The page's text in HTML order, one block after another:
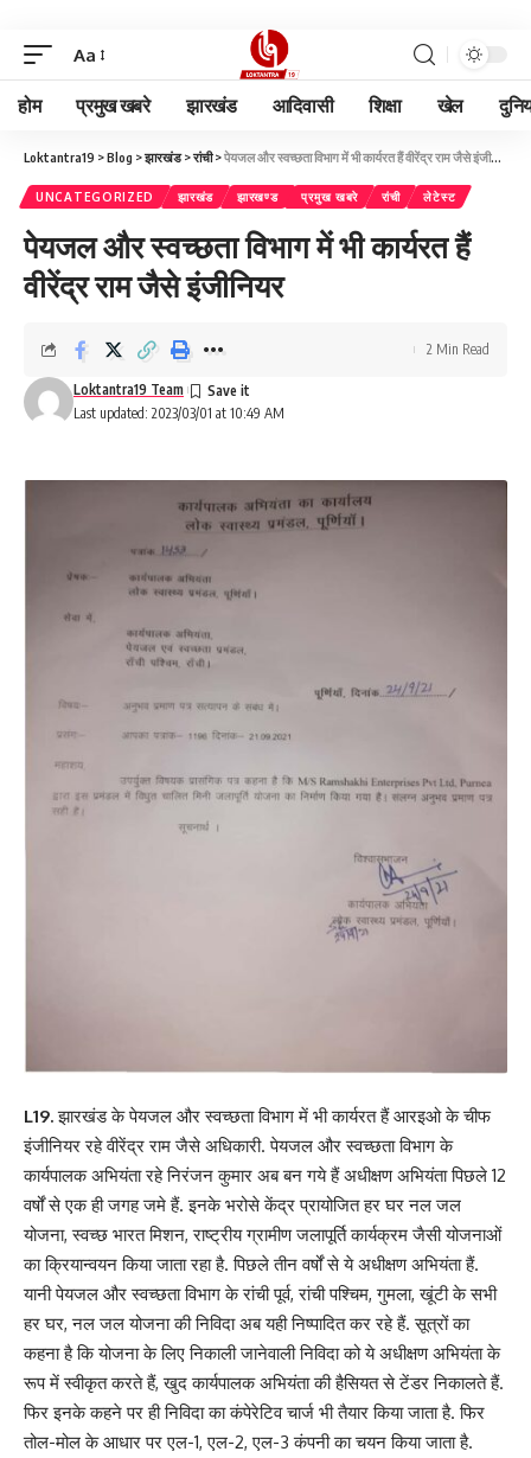
Aa
होम प्रमुख खबरे झारखंड आदिवासी शिक्षा खेल
Loktantra19 >Blog >झारखंड>रांची>पेयजल और स्वच्छता विभाग में भी कार्यरत हैं वीरेंद्र राम जैसे इंजीनियर
UNCATEGORIZED झारखंड झारखण्ड प्रमुख खबरे रांची लेटेस्ट
पेयजल और स्वच्छता विभाग में भी कार्यरत हैं
वीरेंद्र राम जैसे इंजीनियर
Last updated: 2023/03/01 at 10:49 AM
Loktantra19 Team
2 Min Read
L19.झारखंड के पेयजल और स्वच्छता विभाग में भी कार्यरत हैं आरइओ के चीफ
इंजीनियर रहे वीरेंद्र राम जैसे अधिकारी. पेयजल और स्वच्छता विभाग के
कार्यपालक अभियंता रहे निरंजन कुमार अब बन गये हैं अधीक्षण अभियंता पिछले 12
वर्षों से एक ही जगह जमे हैं. इनके भरोसे केंद्र प्रायोजित हर घर नल जल
योजना, स्वच्छ भारत मिशन, राष्ट्रीय ग्रामीण जलापूर्ति कार्यक्रम जैसी योजनाओं
का क्रियान्वयन किया जाता रहा है. पिछले तीन वर्षों से ये अधीक्षण अभियंता हैं.
यानी पेयजल और स्वच्छता विभाग के रांची पूर्व, रांची पश्चिम, गुमला, खूंटी के सभी
हर घर, नल जल योजना की निविदा अब यही निष्पादित कर रहे हैं. सूत्रों का
कहना है कि योजना के लिए निकाली जानेवाली निविदा को ये अधीक्षण अभियंता के
रूप में स्वीकृत करते हैं, खुद कार्यपालक अभियंता की हैसियत से टेंडर निकालते हैं.
फिर इनके कहने पर ही निविदा का कंपेरेटिव चार्ज भी तैयार किया जाता है. फिर
तोल-मोल के आधार पर एल-1, एल-2, एल-3 कंपनी का चयन किया जाता है.